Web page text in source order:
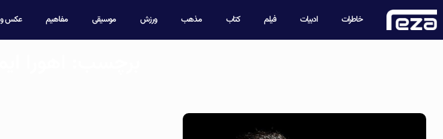
خاطرات ادبیات فیلم کتاب مذهب ورزش موسیقی مفاهیم عکس